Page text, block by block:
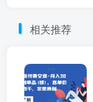
相关推荐